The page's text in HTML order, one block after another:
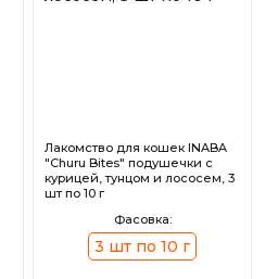
Лакомство для кошек INABA
"Churu Bites" подушечки с
курицей, тунцом и лососем, 3
шт по 10 г
Фасовка:
3 шт по 10 г